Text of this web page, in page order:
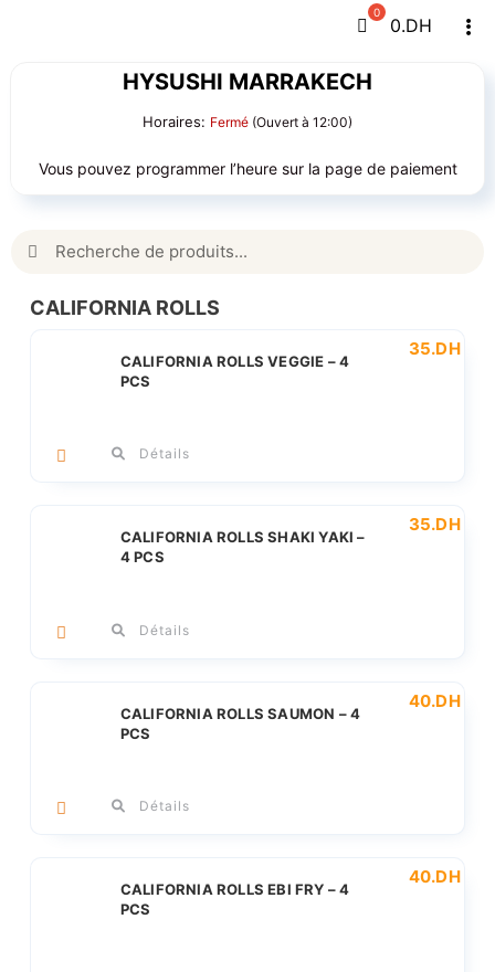
0.DH
HYSUSHI MARRAKECH
Horaires: Fermé (Ouvert à 12:00)
Vous pouvez programmer l’heure sur la page de paiement
Rechercher:
CALIFORNIA ROLLS
CALIFORNIA ROLLS VEGGIE – 4
PCS
35.DH
Détails
CALIFORNIA ROLLS SHAKI YAKI –
4 PCS
35.DH
Détails
CALIFORNIA ROLLS SAUMON – 4
PCS
40.DH
Détails
CALIFORNIA ROLLS EBI FRY – 4
PCS
40.DH